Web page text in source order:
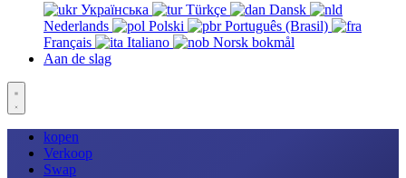
Українська
Türkçe
Dansk
Nederlands
Polski
Português (Brasil)
Français
Italiano
Norsk bokmål
Aan de slag
kopen
Verkoop
Swap